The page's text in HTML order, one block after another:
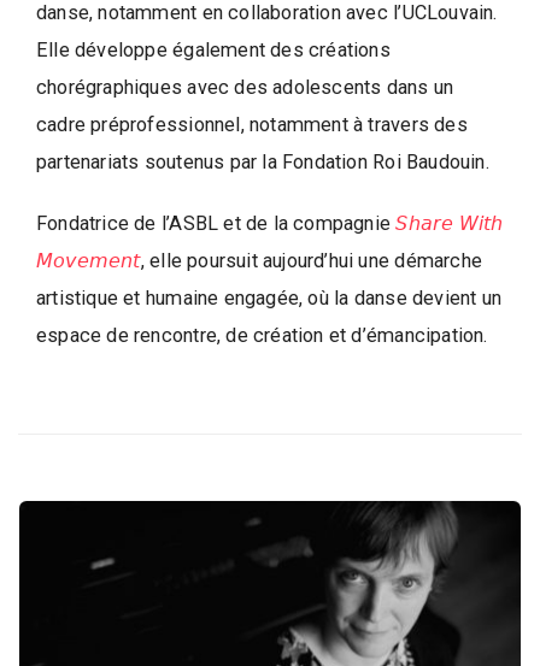
danse, notamment en collaboration avec l’UCLouvain.
Elle développe également des créations
chorégraphiques avec des adolescents dans un
cadre préprofessionnel, notamment à travers des
partenariats soutenus par la Fondation Roi Baudouin.
Fondatrice de l’ASBL et de la compagnie𝘚𝘩𝘢𝘳𝘦 𝘞𝘪𝘵𝘩
𝘔𝘰𝘷𝘦𝘮𝘦𝘯𝘵, elle poursuit aujourd’hui une démarche
artistique et humaine engagée, où la danse devient un
espace de rencontre, de création et d’émancipation.